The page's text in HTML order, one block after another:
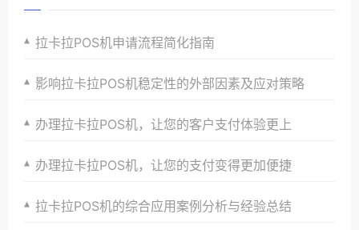
拉卡拉POS机申请流程简化指南
影响拉卡拉POS机稳定性的外部因素及应对策略
办理拉卡拉POS机，让您的客户支付体验更上
办理拉卡拉POS机，让您的支付变得更加便捷
拉卡拉POS机的综合应用案例分析与经验总结